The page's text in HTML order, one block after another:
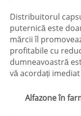
Distribuitorul
puternică este
mărcii îl
profitabile cu
dumneavoastră
vă acordați
Alfazone în